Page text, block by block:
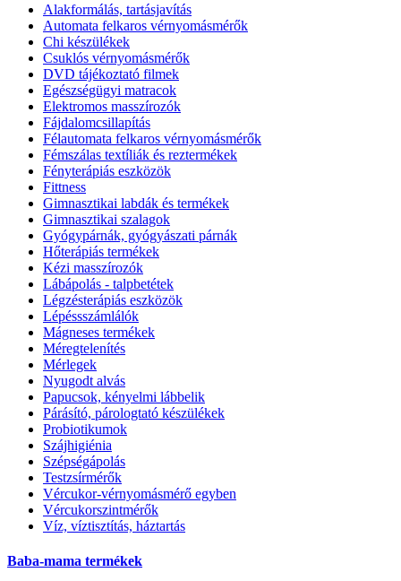
Alakformálás, tartásjavítás
Automata felkaros vérnyomásmérők
Chi készülékek
Csuklós vérnyomásmérők
DVD tájékoztató filmek
Egészségügyi matracok
Elektromos masszírozók
Fájdalomcsillapítás
Félautomata felkaros vérnyomásmérők
Fémszálas textíliák és reztermékek
Fényterápiás eszközök
Fittness
Gimnasztikai labdák és termékek
Gimnasztikai szalagok
Gyógypárnák, gyógyászati párnák
Hőterápiás termékek
Kézi masszírozók
Lábápolás - talpbetétek
Légzésterápiás eszközök
Lépéssszámlálók
Mágneses termékek
Méregtelenítés
Mérlegek
Nyugodt alvás
Papucsok, kényelmi lábbelik
Párásító, párologtató készülékek
Probiotikumok
Szájhigiénia
Szépségápolás
Testzsírmérők
Vércukor-vérnyomásmérő egyben
Vércukorszintmérők
Víz, víztisztítás, háztartás
Baba-mama termékek